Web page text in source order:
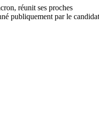
publiquement par le